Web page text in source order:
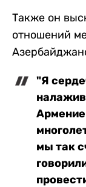
Также он
отношений
"Я
мы так